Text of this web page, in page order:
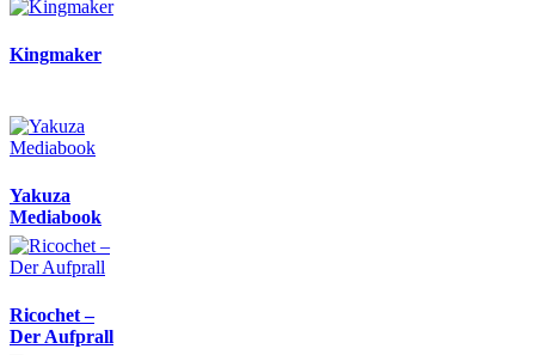
Kingmaker
Yakuza
Mediabook
Ricochet –
Der Aufprall